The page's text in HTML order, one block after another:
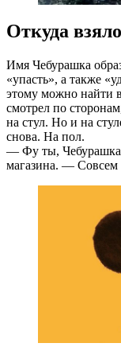
Откуда
Имя Чебурашка
«упасть», а также
этому можно найти
смотрел по
на стул. Но и на
снова. На пол.
— Фу ты, Чебурашка
магазина. — Совсем